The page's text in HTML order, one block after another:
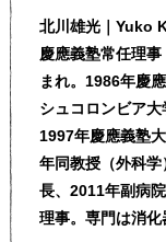
北川雄光｜Yuko
慶應義塾常任理
まれ。1986年慶
シュコロンビア大
1997年慶應義塾
年同教授（外科
長、2011年副病
理事。専門は消化